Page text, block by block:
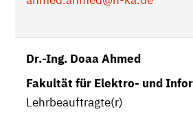
Dr.-Ing. Doaa Ahmed
Fakultät für Elektro- und
Lehrbeauftragte(r)